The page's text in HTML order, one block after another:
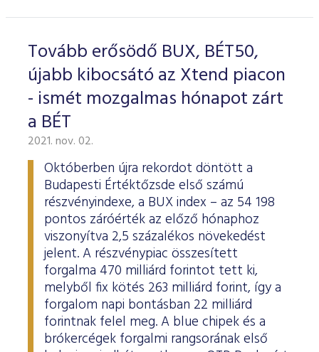
Tovább erősödő BUX, BÉT50,
újabb kibocsátó az Xtend piacon
- ismét mozgalmas hónapot zárt
a BÉT
2021. nov. 02.
Októberben újra rekordot döntött a
Budapesti Értéktőzsde első számú
részvényindexe, a BUX index – az 54 198
pontos záróérték az előző hónaphoz
viszonyítva 2,5 százalékos növekedést
jelent. A részvénypiac összesített
forgalma 470 milliárd forintot tett ki,
melyből fix kötés 263 milliárd forint, így a
forgalom napi bontásban 22 milliárd
forintnak felel meg. A blue chipek és a
brókercégek forgalmi rangsorának első